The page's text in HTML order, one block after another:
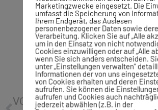
VORHERIGE
Marketingzwecke eingesetzt. Die
umfasst die Speicherung von
Ihrem Endgerät, das Auslesen
personenbezogener Daten sowie
Verarbeitung. Klicken Sie auf „Alle
um in den Einsatz von nicht
Cookies einzuwilligen oder auf „Alle
wenn Sie sich anders entscheiden.
unter „Einstellungen verwalten“
Informationen der von uns
von Cookies erhalten und deren
aufrufen. Sie können die
aufrufen und Cookies auch
jederzeit abwählen (z.B. in der